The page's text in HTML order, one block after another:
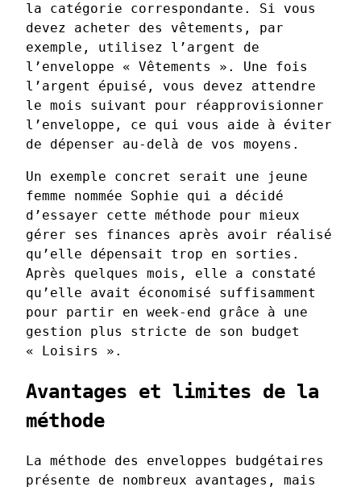
la catégorie correspondante. Si vous
devez acheter des vêtements, par
exemple, utilisez l’argent de
l’enveloppe « Vêtements ». Une fois
l’argent épuisé, vous devez attendre
le mois suivant pour réapprovisionner
l’enveloppe, ce qui vous aide à éviter
de dépenser au-delà de vos moyens.
Un exemple concret serait une jeune
femme nommée Sophie qui a décidé
d’essayer cette méthode pour mieux
gérer ses finances après avoir réalisé
qu’elle dépensait trop en sorties.
Après quelques mois, elle a constaté
qu’elle avait économisé suffisamment
pour partir en week-end grâce à une
gestion plus stricte de son budget
« Loisirs ».
Avantages et limites de la
méthode
La méthode des enveloppes budgétaires
présente de nombreux avantages, mais